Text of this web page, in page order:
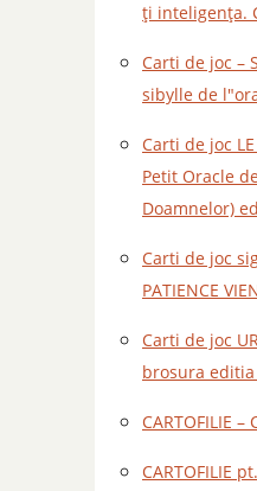
ți inteligența.
Carti de joc –
sibylle de
Carti de joc LE
Petit Oracle
Doamnelor)
Carti de joc
PATIENCE
Carti de joc
brosura editia
CARTOFILIE –
CARTOFILIE